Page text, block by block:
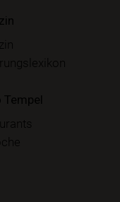
Tempel